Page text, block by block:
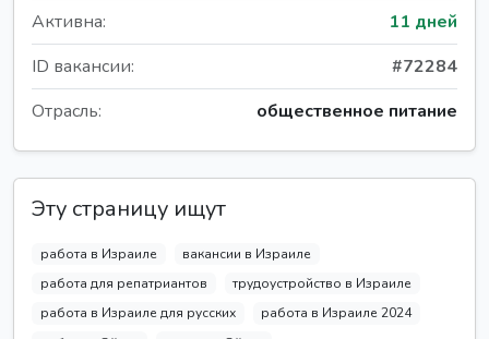
Активна:
11 дней
ID вакансии:
#72284
Отрасль:
общественное питание
Эту страницу ищут
работа в Израиле
вакансии в Израиле
работа для репатриантов
трудоустройство в Израиле
работа в Израиле для русских
работа в Израиле 2024